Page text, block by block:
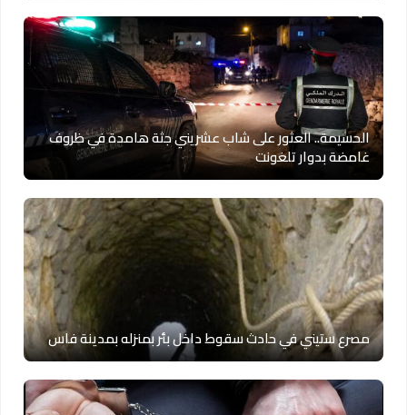
الحسيمة.. العثور على شاب عشريني جثة هامدة في ظروف
غامضة بدوار تلغونت
مصرع ستيني في حادث سقوط داخل بئر بمنزله بمدينة فاس